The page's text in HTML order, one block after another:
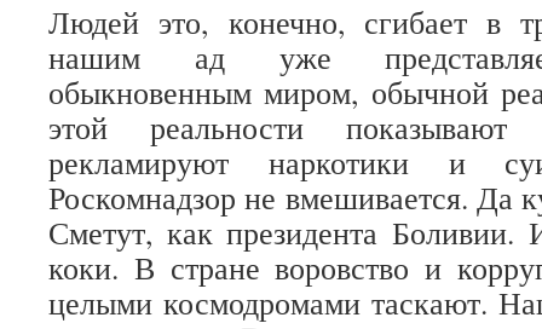
Людей это, конечно, сгибает в
нашим ад уже
обыкновенным миром, обычной
этой реальности
рекламируют наркотики и
Роскомнадзор не вмешивается. Да
Сметут, как президента
коки. В стране воровство и
целыми космодромами таскают.